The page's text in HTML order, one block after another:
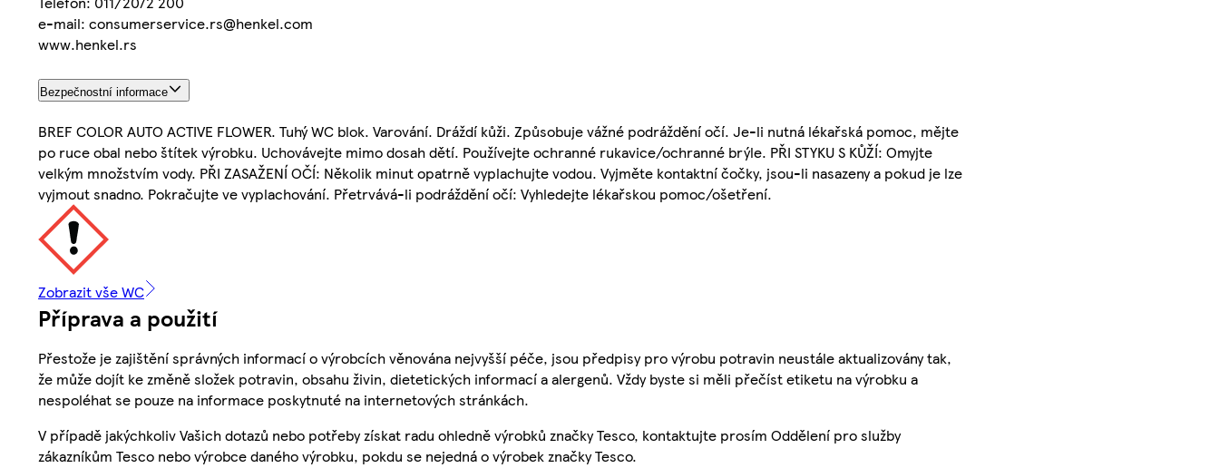
e-mail: consumerservice.rs@henkel.com
www.henkel.rs
Bezpečnostní informace
BREF COLOR AUTO ACTIVE FLOWER. Tuhý WC blok. Varování. Dráždí kůži. Způsobuje vážné podráždění očí. Je-li nutná lékařská pomoc, mějte
po ruce obal nebo štítek výrobku. Uchovávejte mimo dosah dětí. Používejte ochranné rukavice/ochranné brýle. PŘI STYKU S KŮŽÍ: Omyjte
velkým množstvím vody. PŘI ZASAŽENÍ OČÍ: Několik minut opatrně vyplachujte vodou. Vyjměte kontaktní čočky, jsou-li nasazeny a pokud je lze
vyjmout snadno. Pokračujte ve vyplachování. Přetrvává-li podráždění očí: Vyhledejte lékařskou pomoc/ošetření.
Zobrazit vše WC
Příprava a použití
Přestože je zajištění správných informací o výrobcích věnována nejvyšší péče, jsou předpisy pro výrobu potravin neustále aktualizovány tak,
že může dojít ke změně složek potravin, obsahu živin, dietetických informací a alergenů. Vždy byste si měli přečíst etiketu na výrobku a
nespoléhat se pouze na informace poskytnuté na internetových stránkách.
V případě jakýchkoliv Vašich dotazů nebo potřeby získat radu ohledně výrobků značky Tesco, kontaktujte prosím Oddělení pro služby
zákazníkům Tesco nebo výrobce daného výrobku, pokdu se nejedná o výrobek značky Tesco.